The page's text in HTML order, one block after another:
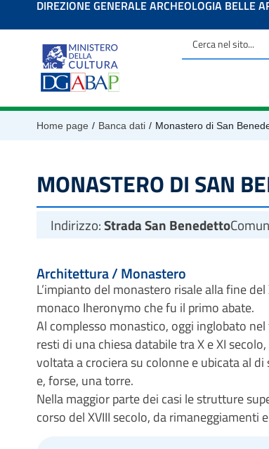
contenutoDIREZIONE GENERALE ARCHEOLOGIA BELLE
Home page / Banca dati / Monastero di San
MONASTERO DI SAN
Indirizzo:Strada San Benedetto
Architettura / Monastero
L’impianto del monastero risale alla fine
monaco Iheronymo che fu il primo abate.
Al complesso monastico, oggi inglobato
resti di una chiesa databile tra X e XI
voltata a crociera su colonne e ubicata al
e, forse, una torre.
Nella maggior parte dei casi le strutture
corso del XVIII secolo, da rimaneggiamenti